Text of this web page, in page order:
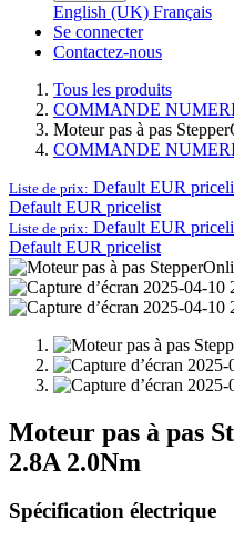
English (UK) Français
Se connecter
Contactez-nous
Tous les produits
COMMANDE
Moteur pas à pas
COMMANDE
Liste de prix: Default EUR
Default EUR pricelist
Liste de prix: Default EUR
Default EUR pricelist
Moteur pas à pas
2.8A 2.0Nm
Spécification électrique